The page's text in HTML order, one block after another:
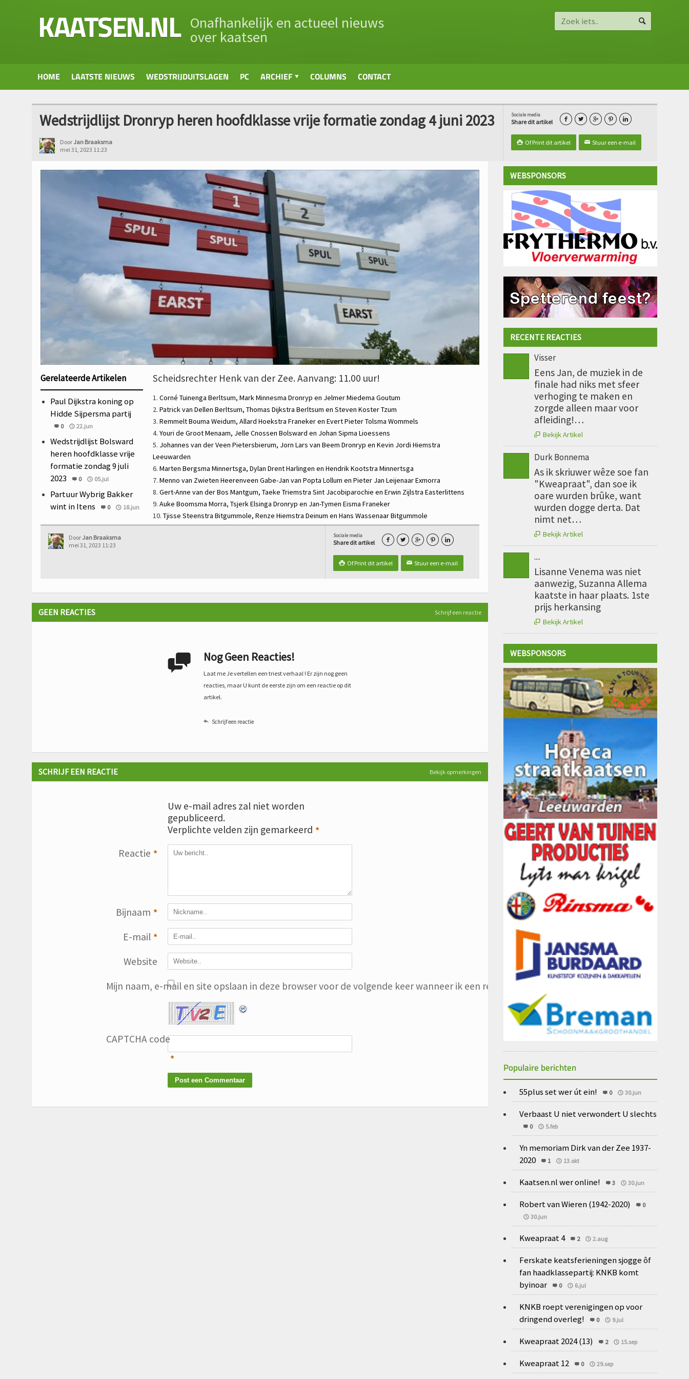
KAATSEN.NL Onafhankelijk en actueel nieuws
over kaatsen
HOME LAATSTE NIEUWS WEDSTRIJDUITSLAGEN PC ARCHIEF COLUMNS CONTACT
Sociale media
Share dit artikel     
 Of Print dit artikel ✉ Stuur een e-mail
Wedstrijdlijst Dronryp heren hoofdklasse vrije formatie zondag 4 juni 2023
DoorJan Braaksma
mei 31, 2023 11:23
Gerelateerde Artikelen
Paul Dijkstra koning op
Hidde Sijpersma partij
0 22.jun
Wedstrijdlijst Bolsward
heren hoofdklasse vrije
formatie zondag 9 juli
2023
0 05.jul
Partuur Wybrig Bakker
wint in Itens
0 18.jun
Scheidsrechter Henk van der Zee. Aanvang: 11.00 uur!
1. Corné Tuinenga Berltsum, Mark Minnesma Dronryp en Jelmer Miedema Goutum
2. Patrick van Dellen Berltsum, Thomas Dijkstra Berltsum en Steven KosterTzum
3. Remmelt Bouma Weidum, Allard Hoekstra Franeker en Evert Pieter Tolsma Wommels
4. Youri de GrootMenaam, Jelle Cnossen Bolsward en Johan Sipma Lioessens
5. Johannes van der Veen Pietersbierum, Jorn Lars van Beem Dronryp en Kevin Jordi Hiemstra
Leeuwarden
6. Marten Bergsma Minnertsga, Dylan DrentHarlingen en Hendrik Kootstra Minnertsga
7. Menno van Zwieten Heerenveen Gabe-Jan van Popta Lollum en Pieter Jan LeijenaarExmorra
8. Gert-Anne van der Bos Mantgum, Taeke Triemstra Sint Jacobiparochie en Erwin Zijlstra Easterlittens
9. Auke Boomsma Morra, Tsjerk Elsinga Dronryp en Jan-Tymen Eisma Franeker
10. Tjisse Steenstra Bitgummole, Renze Hiemstra Deinum en Hans WassenaarBitgummole
Sociale media
Share dit artikel     
 Of Print dit artikel ✉ Stuur een e-mail
DoorJan Braaksma
mei 31, 2023 11:23
Schrijf een reactie
GEEN REACTIES
 Nog Geen Reacties!
Laat me Je vertellen een triest verhaal ! Er zijn nog geen
reacties, maar U kunt de eerste zijn om een reactie op dit
artikel.
 Schrijf een reactie
Bekijk opmerkingen
SCHRIJF EEN REACTIE
Uw e-mail adres zal niet worden
gepubliceerd.
Verplichte velden zijn gemarkeerd *
Reactie *
Bijnaam *
E-mail *
Website
Mijn naam, e-mail en site opslaan in deze browser voor de volgende keer wanneer ik een reactie plaats.
CAPTCHA code
*
WEBSPONSORS
RECENTE REACTIES
Visser
Eens Jan, de muziek in de
finale had niks met sfeer
verhoging te maken en
zorgde alleen maar voor
afleiding!…
 Bekijk Artikel
Durk Bonnema
As ik skriuwer wêze soe fan
"Kweapraat", dan soe ik
oare wurden brûke, want
wurden dogge derta. Dat
nimt net…
 Bekijk Artikel
....
Lisanne Venema was niet
aanwezig, Suzanna Allema
kaatste in haar plaats. 1ste
prijs herkansing
 Bekijk Artikel
WEBSPONSORS
Populaire berichten
55plus set wer út ein! 0 30.jun
Verbaast U niet verwondert U slechts
0 5.feb
Yn memoriam Dirk van der Zee 1937-
2020
1 13.okt
Kaatsen.nl wer online! 3 30.jun
Robert van Wieren (1942-2020)
0
30.jun
Kweapraat 4 2 2.aug
Ferskate keatsferieningen sjogge ôf
fan haadklassepartij: KNKB komt
byinoar
0 6.jul
KNKB roept verenigingen op voor
dringend overleg!
0 9.jul
Kweapraat 2024 (13) 2 15.sep
Kweapraat 12 0 29.sep